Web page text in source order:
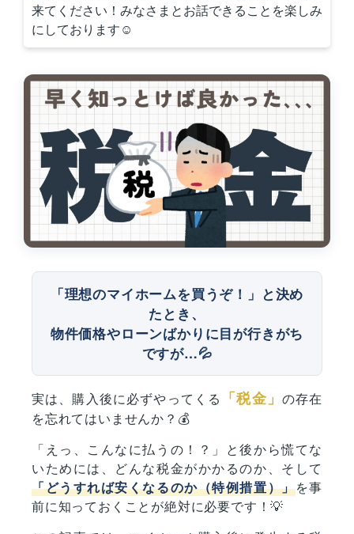
来てください！みなさまとお話できることを楽しみ
にしております☺
「理想のマイホームを買うぞ！」と決め
たとき、
物件価格やローンばかりに目が行きがち
ですが…💦
実は、購入後に必ずやってくる 「税金」 の存在
を忘れてはいませんか？💰
「えっ、こんなに払うの！？」と後から慌てな
いためには、どんな税金がかかるのか、そして
「どうすれば安くなるのか（特例措置）」を事
前に知っておくことが絶対に必要です！💡